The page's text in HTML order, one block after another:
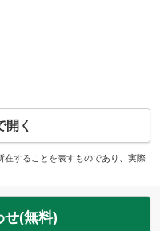
開く
することを表すものであり、実際
せ(無料)